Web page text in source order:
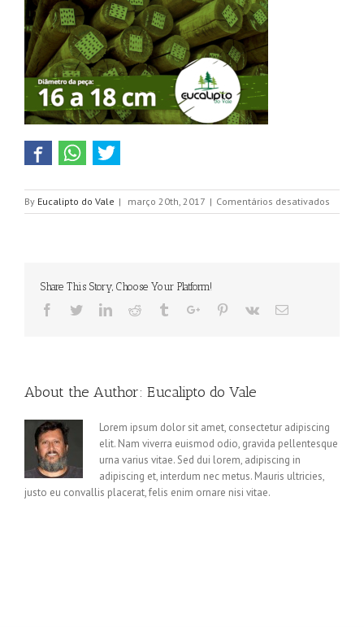
By Eucalipto do Vale | março 20th, 2017 | Comentários desativados
Share This Story, Choose Your Platform!
Facebook
TwitterLinkedinReddit TumblrGoogle+Pinterest
Vk Email
About the Author: Eucalipto do Vale
Lorem ipsum dolor sit amet, consectetur adipiscing
elit. Nam viverra euismod odio, gravida pellentesque
urna varius vitae. Sed dui lorem, adipiscing in
adipiscing et, interdum nec metus. Mauris ultricies,
justo eu convallis placerat, felis enim ornare nisi vitae.